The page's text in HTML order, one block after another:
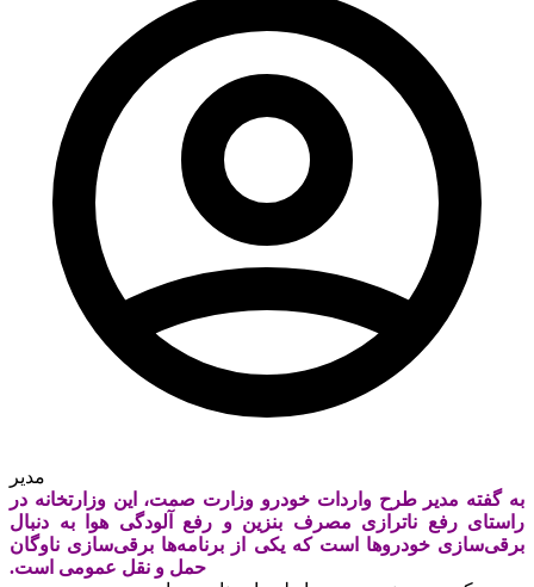
مدیر
به گفته مدیر طرح واردات خودرو وزارت صمت، این وزارتخانه در
راستای رفع ناترازی مصرف بنزین و رفع آلودگی هوا به دنبال
برقی‌سازی خودروها است که یکی از برنامه‌ها برقی‌سازی ناوگان
حمل و نقل عمومی است.